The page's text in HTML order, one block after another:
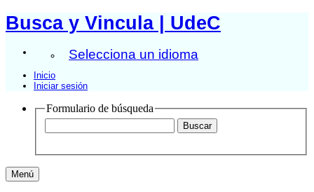
Busca y Vincula | UdeC
Selecciona un idioma
Inicio
Iniciar sesión
Formulario de búsqueda
Menú